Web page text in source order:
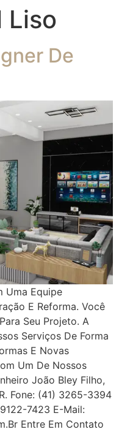
Liso
De
Uma Equipe
E Reforma. Você
Seu Projeto. A
Serviços De Forma
E Novas
Um De Nossos
João Bley Filho,
Fone: (41) 3265-3394
9122-7423 E-Mail:
Entre Em Contato